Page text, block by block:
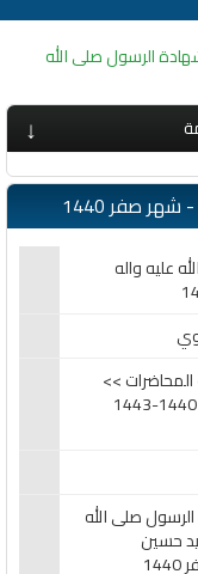
الرسول صلى الله
↓
صفر 1440
عليه واله
المحاضرات >>
المحاضرات الاسبوعية 1440-1443
صلى الله
حسين